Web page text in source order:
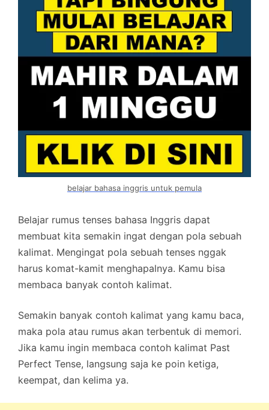
belajar bahasa inggris untuk pemula
Belajar rumus tenses bahasa Inggris dapat
membuat kita semakin ingat dengan pola sebuah
kalimat. Mengingat pola sebuah tenses nggak
harus komat-kamit menghapalnya. Kamu bisa
membaca banyak contoh kalimat.
Semakin banyak contoh kalimat yang kamu baca,
maka pola atau rumus akan terbentuk di memori.
Jika kamu ingin membaca contoh kalimat Past
Perfect Tense, langsung saja ke poin ketiga,
keempat, dan kelima ya.